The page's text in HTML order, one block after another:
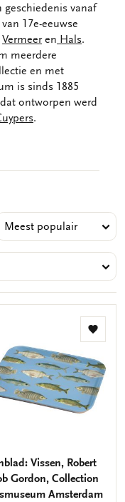
geschiedenis vanaf
17e-eeuwse
Vermeeren Hals.
meerdere
en met
is sinds 1885
ontworpen werd
.
Vissen, Robert
Gordon, Collection
Amsterdam